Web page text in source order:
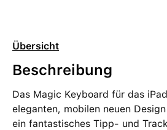
Übersicht
Beschreibung
Das Magic Keyboard für das
eleganten, mobilen neuen
ein fantastisches Tipp‑ und